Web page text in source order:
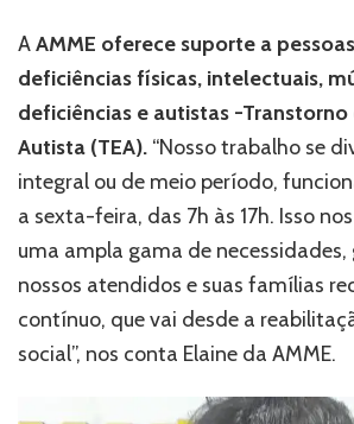
AAMME oferece suporte a
deficiências físicas, intelectuais,
deficiências e autistas -
Autista (TEA). “Nosso trabalho se
integral ou de meio período,
a sexta-feira, das 7h às 17h. Isso
uma ampla gama de
nossos atendidos e suas famílias
contínuo, que vai desde a
social”, nos conta Elaine da AMME.